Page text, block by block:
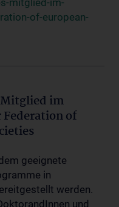
mitglied-im-
of-european-
Mitglied im
of
geeignete
in
werden.
und